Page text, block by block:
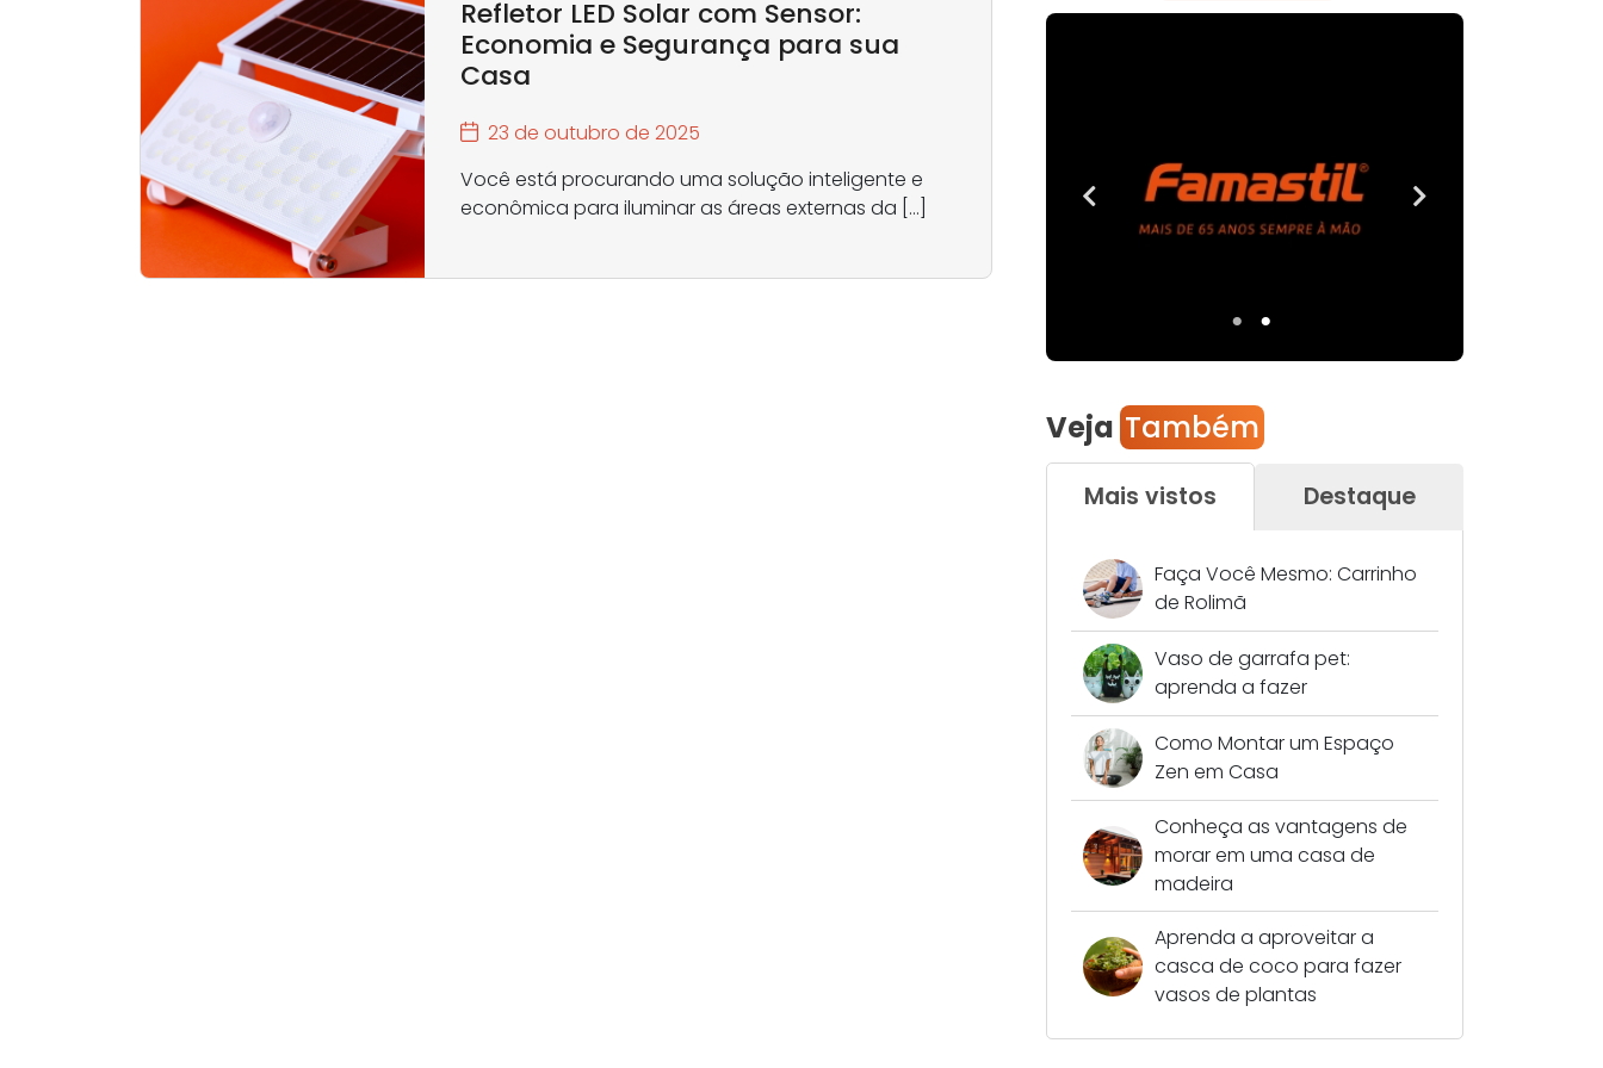
Refletor LED Solar com Sensor:
Economia e Segurança para sua
Casa
23 de outubro de 2025
Você está procurando uma solução inteligente e
econômica para iluminar as áreas externas da […]
Veja Também
Mais vistos Destaque
Faça Você Mesmo: Carrinho
de Rolimã
Vaso de garrafa pet:
aprenda a fazer
Como Montar um Espaço
Zen em Casa
Conheça as vantagens de
morar em uma casa de
madeira
Aprenda a aproveitar a
casca de coco para fazer
vasos de plantas